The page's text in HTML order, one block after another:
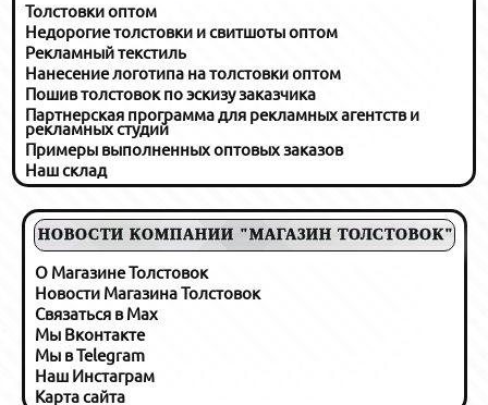
Толстовки оптом
Недорогие толстовки и свитшоты оптом
Рекламный текстиль
Нанесение логотипа на толстовки оптом
Пошив толстовок по эскизу заказчика
Партнерская программа для рекламных агентств и
рекламных студий
Примеры выполненных оптовых заказов
Наш склад
НОВОСТИ КОМПАНИИ "МАГАЗИН ТОЛСТОВОК"
О Магазине Толстовок
Новости Магазина Толстовок
Связаться в Max
Мы Вконтакте
Мы в Telegram
Наш Инстаграм
Карта сайта